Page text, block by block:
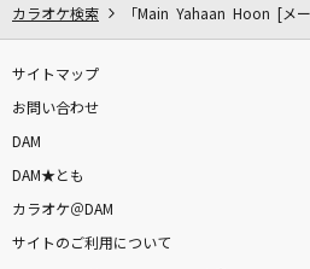
カラオケ検索 「Main Yahaan Hoon [メ
サイトマップ
お問い合わせ
DAM
DAM★とも
カラオケ＠DAM
サイトのご利用について